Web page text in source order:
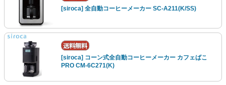
[siroca] 全自動コーヒーメーカー SC-A211(K/SS)
[siroca] コーン式全自動コーヒーメーカー カフェばこ
PRO CM-6C271(K)